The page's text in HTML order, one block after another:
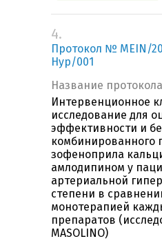
4.
Протокол № MEIN/
Hyp/001
Название протокола
Интервенционное
исследование для
эффективности и
комбинированного
зофеноприла
амлодипином у
артериальной
степени в
монотерапией
препаратов
MASOLINO)